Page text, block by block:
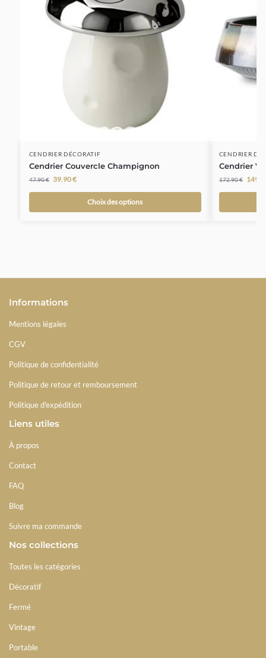
CENDRIER DÉCORATIF
Cendrier Couvercle Champignon
47.90€ 39.90€
Choix des options
CENDRIER
Cendrier
172.90€
Informations
Mentions légales
CGV
Politique de confidentialité
Politique de retour et remboursement
Politique d'expédition
Liens utiles
À propos
Contact
FAQ
Blog
Suivre ma commande
Nos collections
Toutes les catégories
Décoratif
Fermé
Vintage
Portable